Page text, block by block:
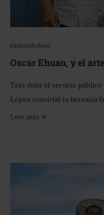
Emprendedores
Oscar Ehuan, y el
Tras dejar el servicio público
López convirtió la herencia
Leer más